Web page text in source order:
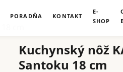
PORADŇA KONTAKT
E-
SHOP
Kuchynský nôž
Santoku 18 cm